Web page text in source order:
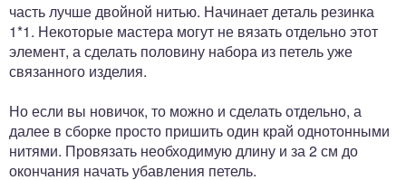
часть лучше двойной нитью. Начинает деталь резинка
1*1. Некоторые мастера могут не вязать отдельно этот
элемент, а сделать половину набора из петель уже
связанного изделия.
Но если вы новичок, то можно и сделать отдельно, а
далее в сборке просто пришить один край однотонными
нитями. Провязать необходимую длину и за 2 см до
окончания начать убавления петель.